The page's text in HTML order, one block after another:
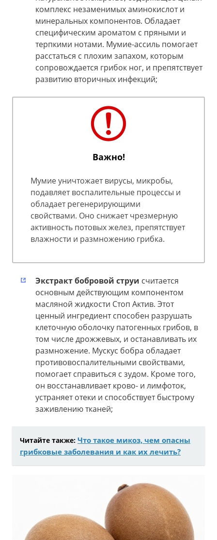
комплекс незаменимых аминокислот и
минеральных компонентов. Обладает
специфическим ароматом с пряными и
терпкими нотами. Мумие-ассиль помогает
расстаться с плохим запахом, которым
сопровождается грибок ног, и препятствует
развитию вторичных инфекций;
Важно!
Мумие уничтожает вирусы, микробы,
подавляет воспалительные процессы и
обладает регенерирующими
свойствами. Оно снижает чрезмерную
активность потовых желез, препятствует
влажности и размножению грибка.
Экстракт бобровой струи считается
основным действующим компонентом
масляной жидкости Стоп Актив. Этот
ценный ингредиент способен разрушать
клеточную оболочку патогенных грибов, в
том числе дрожжевых, и останавливать их
размножение. Мускус бобра обладает
противовоспалительными свойствами,
помогает справиться с зудом. Кроме того,
он восстанавливает крово- и лимфоток,
устраняет отеки и способствует быстрому
заживлению тканей;
Читайте также: Что такое микоз, чем опасны
грибковые заболевания и как их лечить?